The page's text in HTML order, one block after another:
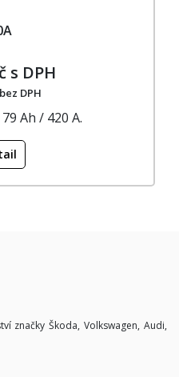
s DPH
DPH
Ah / 420 A.
značky Škoda, Volkswagen, Audi,